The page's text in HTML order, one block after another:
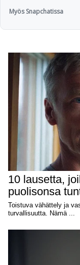
Myös Snapchatissa